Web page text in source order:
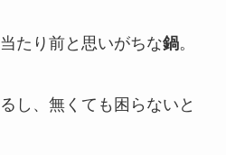
たり前と思いがちな鍋。
し、無くても困らないと